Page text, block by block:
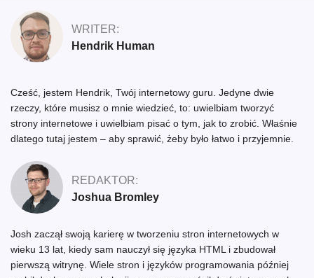
WRITER:
Hendrik Human
Cześć, jestem Hendrik, Twój internetowy guru. Jedyne dwie
rzeczy, które musisz o mnie wiedzieć, to: uwielbiam tworzyć
strony internetowe i uwielbiam pisać o tym, jak to zrobić. Właśnie
dlatego tutaj jestem – aby sprawić, żeby było łatwo i przyjemnie.
REDAKTOR:
Joshua Bromley
Josh zaczął swoją karierę w tworzeniu stron internetowych w
wieku 13 lat, kiedy sam nauczył się języka HTML i zbudował
pierwszą witrynę. Wiele stron i języków programowania później